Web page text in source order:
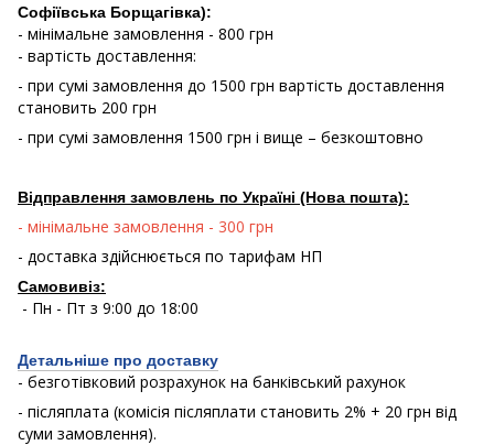
Софіївська Борщагівка):
- мінімальне замовлення - 800 грн
- вартість доставлення:
- при сумі замовлення до 1500 грн вартість доставлення
становить 200 грн
- при сумі замовлення 1500 грн і вище – безкоштовно
Відправлення замовлень по Україні (Нова пошта):
- мінімальне замовлення - 300 грн
- доставка здійснюється по тарифам НП
Самовивіз:
- Пн - Пт з 9:00 до 18:00
Детальніше про доставку
- безготівковий розрахунок на банківський рахунок
- післяплата (комісія післяплати становить 2% + 20 грн від
суми замовлення).